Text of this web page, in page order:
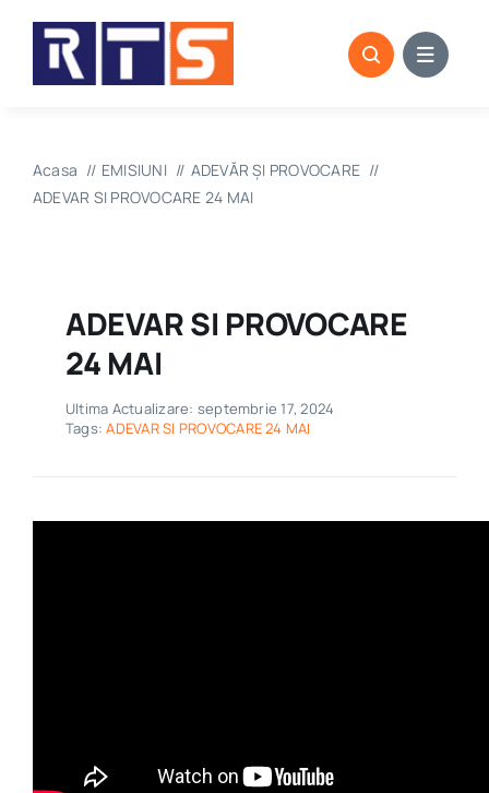
content
Acasa EMISIUNI
ADEVĂR ȘI PROVOCARE
ADEVAR SI PROVOCARE 24 MAI
ADEVAR SI PROVOCARE
24 MAI
Ultima Actualizare: septembrie 17, 2024
Tags:ADEVAR SI PROVOCARE 24 MAI